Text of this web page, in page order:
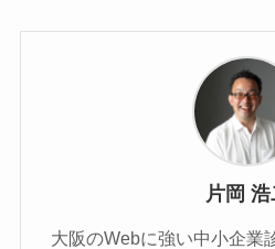
片岡 浩
大阪のWebに強い中小企業